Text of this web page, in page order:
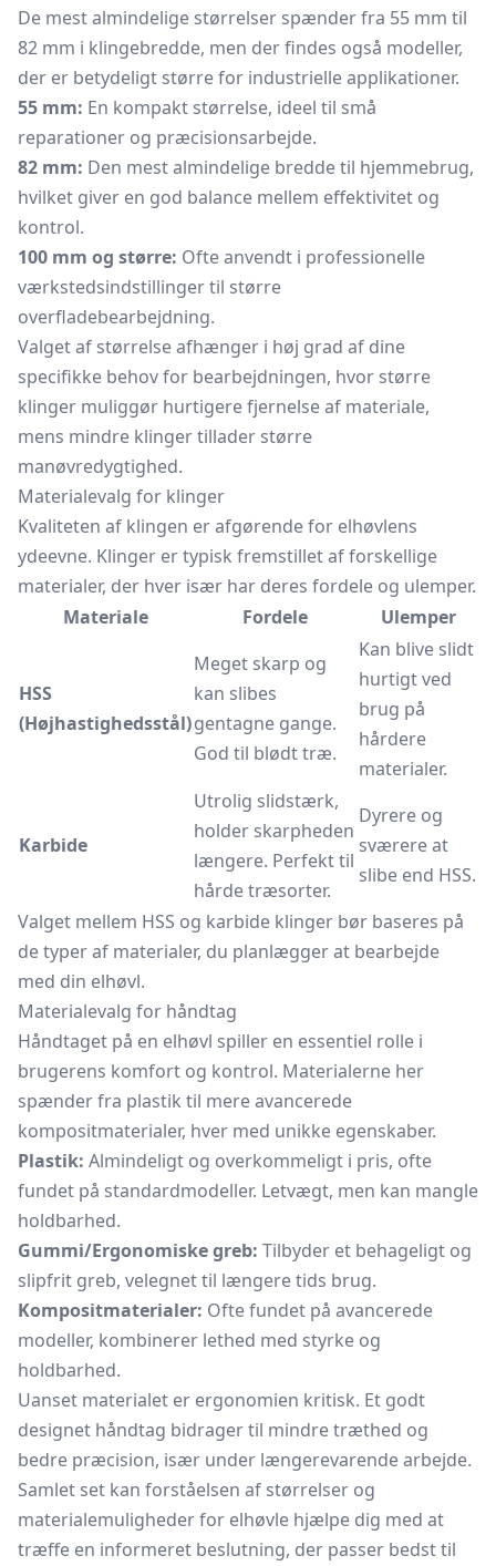
De mest almindelige størrelser spænder fra 55 mm til
82 mm i klingebredde, men der findes også modeller,
der er betydeligt større for industrielle applikationer.
55 mm: En kompakt størrelse, ideel til små
reparationer og præcisionsarbejde.
82 mm: Den mest almindelige bredde til hjemmebrug,
hvilket giver en god balance mellem effektivitet og
kontrol.
100 mm og større: Ofte anvendt i professionelle
værkstedsindstillinger til større
overfladebearbejdning.
Valget af størrelse afhænger i høj grad af dine
specifikke behov for bearbejdningen, hvor større
klinger muliggør hurtigere fjernelse af materiale,
mens mindre klinger tillader større
manøvredygtighed.
Materialevalg for klinger
Kvaliteten af klingen er afgørende for elhøvlens
ydeevne. Klinger er typisk fremstillet af forskellige
materialer, der hver især har deres fordele og ulemper.
Materiale
Fordele Ulemper
HSS
(Højhastighedsstål)
Meget skarp og
kan slibes
gentagne gange.
God til blødt træ.
Kan blive slidt
hurtigt ved
brug på
hårdere
materialer.
Karbide
Utrolig slidstærk,
holder skarpheden
længere. Perfekt til
hårde træsorter.
Dyrere og
sværere at
slibe end HSS.
Valget mellem HSS og karbide klinger bør baseres på
de typer af materialer, du planlægger at bearbejde
med din elhøvl.
Materialevalg for håndtag
Håndtaget på en elhøvl spiller en essentiel rolle i
brugerens komfort og kontrol. Materialerne her
spænder fra plastik til mere avancerede
kompositmaterialer, hver med unikke egenskaber.
Plastik: Almindeligt og overkommeligt i pris, ofte
fundet på standardmodeller. Letvægt, men kan mangle
holdbarhed.
Gummi/Ergonomiske greb: Tilbyder et behageligt og
slipfrit greb, velegnet til længere tids brug.
Kompositmaterialer: Ofte fundet på avancerede
modeller, kombinerer lethed med styrke og
holdbarhed.
Uanset materialet er ergonomien kritisk. Et godt
designet håndtag bidrager til mindre træthed og
bedre præcision, især under længerevarende arbejde.
Samlet set kan forståelsen af størrelser og
materialemuligheder for elhøvle hjælpe dig med at
træffe en informeret beslutning, der passer bedst til